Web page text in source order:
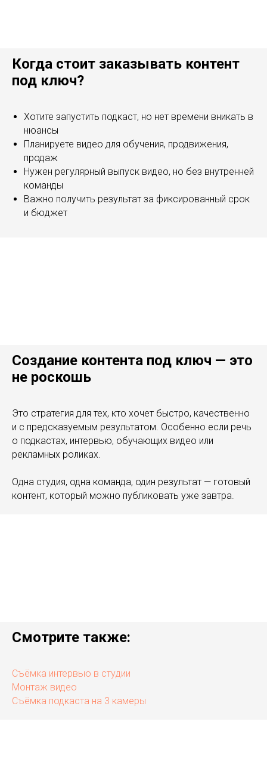
Когда стоит заказывать контент
под ключ?
Хотите запустить подкаст, но нет времени вникать в
нюансы
Планируете видео для обучения, продвижения,
продаж
Нужен регулярный выпуск видео, но без внутренней
команды
Важно получить результат за фиксированный срок
и бюджет
Создание контента под ключ — это
не роскошь
Это стратегия для тех, кто хочет быстро, качественно
и с предсказуемым результатом. Особенно если речь
о подкастах, интервью, обучающих видео или
рекламных роликах.
Одна студия, одна команда, один результат — готовый
контент, который можно публиковать уже завтра.
Смотрите также:
Съёмка интервью в студии
Монтаж видео
Съёмка подкаста на 3 камеры